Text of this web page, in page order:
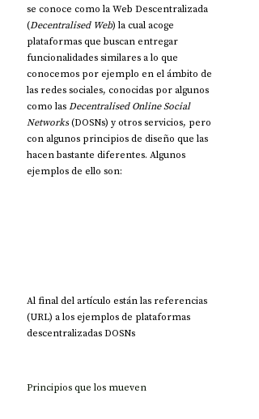
se conoce como la Web Descentralizada
(Decentralised Web) la cual acoge
plataformas que buscan entregar
funcionalidades similares a lo que
conocemos por ejemplo en el ámbito de
las redes sociales, conocidas por algunos
como las Decentralised Online Social
Networks (DOSNs) y otros servicios, pero
con algunos principios de diseño que las
hacen bastante diferentes. Algunos
ejemplos de ello son:
Al final del artículo están las referencias
(URL) a los ejemplos de plataformas
descentralizadas DOSNs
Principios que los mueven